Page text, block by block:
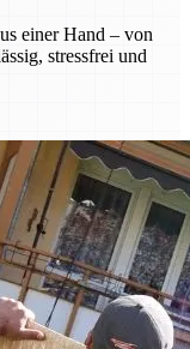
einer Hand – von
stressfrei und